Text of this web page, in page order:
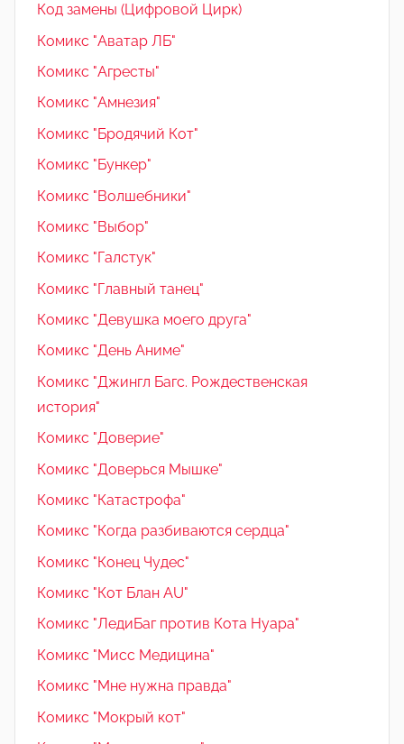
Код замены (Цифровой Цирк)
Комикс "Аватар ЛБ"
Комикс "Агресты"
Комикс "Амнезия"
Комикс "Бродячий Кот"
Комикс "Бункер"
Комикс "Волшебники"
Комикс "Выбор"
Комикс "Галстук"
Комикс "Главный танец"
Комикс "Девушка моего друга"
Комикс "День Аниме"
Комикс "Джингл Багс. Рождественская
история"
Комикс "Доверие"
Комикс "Доверься Мышке"
Комикс "Катастрофа"
Комикс "Когда разбиваются сердца"
Комикс "Конец Чудес"
Комикс "Кот Блан AU"
Комикс "ЛедиБаг против Кота Нуара"
Комикс "Мисс Медицина"
Комикс "Мне нужна правда"
Комикс "Мокрый кот"